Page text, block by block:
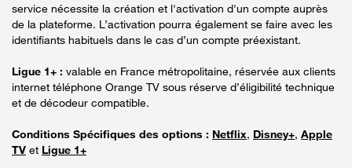
service nécessite la création et l'activation d'un compte auprès
de la plateforme. L’activation pourra également se faire avec les
identifiants habituels dans le cas d’un compte préexistant.
Ligue 1+ : valable en France métropolitaine, réservée aux clients
internet téléphone Orange TV sous réserve d’éligibilité technique
et de décodeur compatible.
Conditions Spécifiques des options : Netflix, Disney+, Apple
TV et Ligue 1+